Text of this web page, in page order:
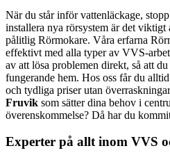
När du står inför vattenläckage,
installera nya rörsystem är det
pålitlig Rörmokare. Våra erfarna
effektivt med alla typer av VVS-
av att lösa problemen direkt, så att
fungerande hem. Hos oss får du
och tydliga priser utan
Fruvik som sätter dina behov i
överenskommelse? Då har du
Experter på allt inom VVS